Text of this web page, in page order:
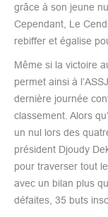
grâce à son jeune
Cependant, Le
rebiffer et égalise
Même si la victoire
permet ainsi à
dernière journée
classement. Alors
un nul lors des
président Djoudy
pour traverser tout
avec un bilan plus
défaites, 35 buts